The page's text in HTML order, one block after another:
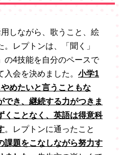
しながら、歌うこと、絵
レプトンは、「聞く」
の4技能を自分のペースで
会を決めました。 小学1
めたいと言うこともな
でき、継続する力がつきま
くことなく、英語は得意科
。レプトンに通ったこと
課題をこなしながら努力す